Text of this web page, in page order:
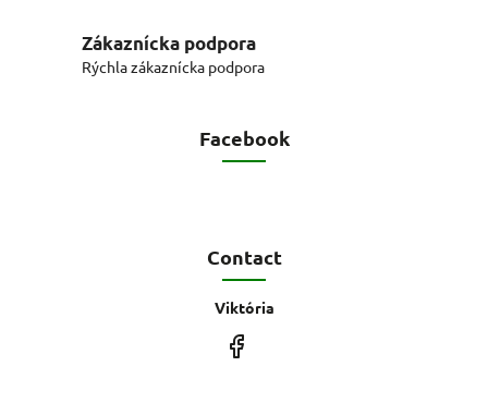
Zákaznícka podpora
Rýchla zákaznícka podpora
Facebook
Contact
Viktória